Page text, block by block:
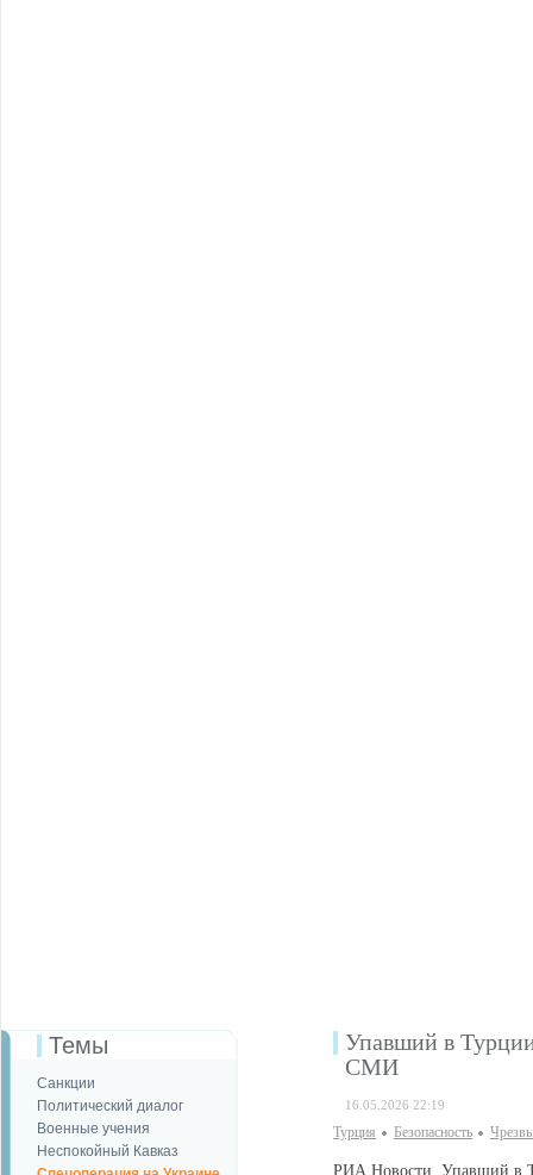
Темы
Санкции
Политический диалог
Военные учения
Неспокойный Кавказ
Упавший в
СМИ
16.05.2026 22:19
Турция Безопаcность
РИА Новости. Упавший в